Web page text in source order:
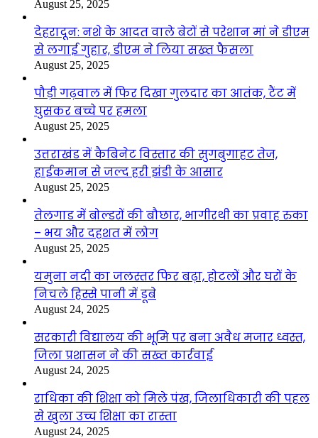
August 25, 2025
देहरादून: नशे के आदत वाले बेटों से परेशान मां ने डीएम
से लगाई गुहार, डीएम ने लिया सख्त फैसला
August 25, 2025
पौड़ी गढ़वाल में फिर दिखा गुलदार का आतंक, टैंट में
घुसकर बच्चे पर हमला
August 25, 2025
उत्तराखंड में कैबिनेट विस्तार की सुगबुगाहट तेज,
हाईकमान से जल्द हरी झंडी के आसार
August 25, 2025
तेलगाड में बोल्डरों की बौछार, भागीरथी का प्रवाह रुका
– भय और दहशत में लोग
August 25, 2025
यमुना नदी का जलस्तर फिर बढ़ा, होटलों और घरों के
निचले हिस्से पानी में डूबे
August 24, 2025
सरकारी विद्यालय की भूमि पर बना अवैध मजार ध्वस्त,
जिला प्रशासन ने की सख्त कार्रवाई
August 24, 2025
राधिका की शिक्षा को मिले पंख, जिलाधिकारी की पहल
से खुला उच्च शिक्षा का रास्ता
August 24, 2025